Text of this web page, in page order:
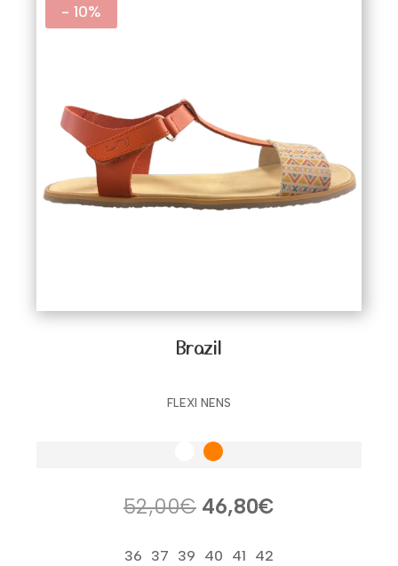
- 10%
Brazil
FLEXI NENS
52,00€ El
original
46,80€El
36 37 39 40 41 42